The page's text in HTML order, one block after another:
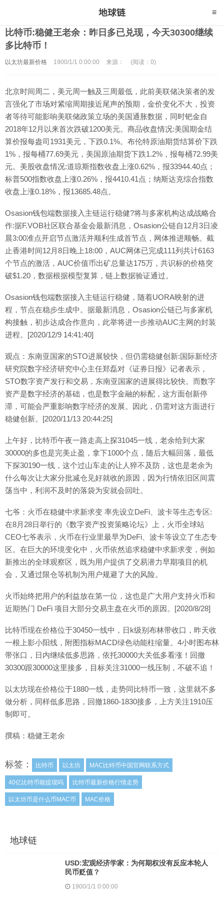
比特币:稳健王老余：昨日多已兑现，今天30300继续
多比特币！
以太坊最新价格 1900/1/1 0:00:00 来源： (阅读：0)
北京时间周二，美元周一触及三周最低，此前美联储决策者的发
言强化了市场对紧缩周期接近尾声的预期，金价变化不大，投资
者等待可能影响美联储政策立场的美国通胀数据，同时钯金自
2018年12月以来首次跌破1200美元。商品收盘情况:美国期金结
算价报每盎司1931美元，下跌0.1%。布伦特原油期货结算价下跌
1%，报每桶77.69美元，美国原油期货下跌1.2%，报每桶72.99美
元。美股收盘情况:道琼斯指数收盘上涨0.62%，报33944.40点；
标普500指数收盘上涨0.26%，报4410.41点；纳斯达克综合指数
收盘上涨0.18%，报13685.48点。
Osasion钱包端数据接入主链运行稳健?将与多家机构达成战略合
作:据F.VOB社区联合基金会最新消息，Osasion公链自12月3日凌
晨3:00准点开启节点激活并顺利生成首节点，网体推进顺畅。截
止香港时间12月8日晚上18:00，AUC网体已完成111列共计6163
个节点的激活，AUC价值币出矿总量达175万，共识标的价格突
破$1.20，数据根据模型复算，链上数据验证通过。
Osasion钱包端数据接入主链运行稳健，随着UORA映射的进
程，节点在稳步生成中。据最新消息，Osasion公链已与多家机
构接触，初步达成合作意向，此举将进一步推动AUC主网的封装
进程。[2020/12/9 14:41:40]
观点：东南亚国家的STO进展较快，但仍需稳健创新:国际新经济
研究院数字经济研究中心主任郑磊对《证券日报》记者表示，
STO数字资产发行和交易，东南亚国家的进展得比较快。而数字
资产是数字经济的基础，也是数字金融的标配，这方面创新停
滞，可能会严重影响数字经济的发展。因此，仍需对这方面进行
稳健创新。[2020/11/13 20:44:25]
上午好，比特币午夜一路走高上探31045一线，老余给到大家
30000的多也是完美止盈，拿下1000个点，随后大幅回落，最低
下探30190一线，这个过山车走的让人猝不及防，这也是老余为
什么每次让大家分批减仓见好就收的原因，因为行情依旧区间震
荡当中，利润不及时的落袋为安就会回吐。
七爷：火币在稳健中求新求变 率先设立DeFi、波卡等生态专区:
在8月28日举行的《数字资产投资策略论坛》上，火币全球站
CEO七爷表示，火币在行业里最早为DeFi、波卡等设立了生态专
区。在巨大的环境变化中，火币依然追求稳健中求新求变，例如
新推出的全球观察区，既为用户提供了交易潜力早期项目的机
会，又通过限仓等机制为用户规避了大的风险。
火币始终把用户的利益放在第一位，这也是广大用户支持火币和
近期热门 DeFi 项目大部分交易主盘在火币的原因。[2020/8/28]
比特币现在价格位于30450一线中，日k级别布林带收口，昨天收
一根上影小阳线，附图指标MACD绿色动能柱缩量。4小时图布林
带张口，日内继续低多思路，依托30000大关低多看涨！回撤
30300跟30000这里接多，目标关注31000一线压制，不破不追！
以太坊现在价格位于1880一线，走势同比特币一致，这里就不多
做分析，同样低多思路，回撤1860-1830接多，上方关注1910压
制即可。
撰稿：稳健王老余
标签： 比特币 以太坊 MAC比特币中国官网联系方式
40亿比特币能提现吗 比特币最新价格行情走势
以太坊币是什么币MAC币 MAC价格
地球链
USD:宏观经济学家：为何期权没有反应本轮人
民币贬值？
1900/1/1 0:00:00